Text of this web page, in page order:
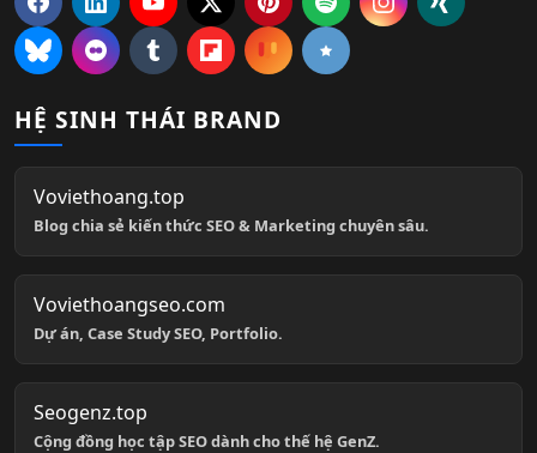
HỆ SINH THÁI BRAND
Voviethoang.top
Blog chia sẻ kiến thức SEO & Marketing chuyên sâu.
Voviethoangseo.com
Dự án, Case Study SEO, Portfolio.
Seogenz.top
Cộng đồng học tập SEO dành cho thế hệ GenZ.